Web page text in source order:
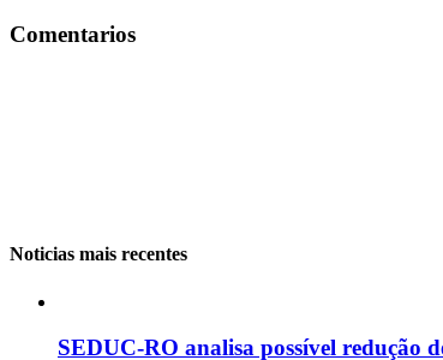
Comentarios
Noticias mais recentes
SEDUC-RO analisa possível redução